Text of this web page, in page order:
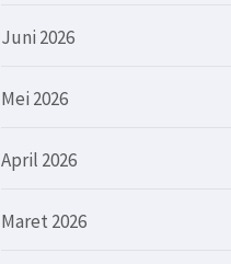
Juni 2026
Mei 2026
April 2026
Maret 2026